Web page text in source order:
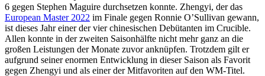
6 gegen Stephen Maguire durchsetzen konnte. Zhengyi, der das
European Master 2022 im Finale gegen Ronnie O’Sullivan gewann,
ist dieses Jahr einer der vier chinesischen Debütanten im Crucible.
Allen konnte in der zweiten Saisonhälfte nicht mehr ganz an die
großen Leistungen der Monate zuvor anknüpfen. Trotzdem gilt er
aufgrund seiner enormen Entwicklung in dieser Saison als Favorit
gegen Zhengyi und als einer der Mitfavoriten auf den WM-Titel.